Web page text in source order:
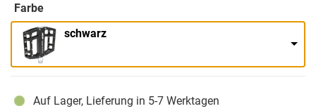
Farbe
schwarz
Auf Lager, Lieferung in 5-7 Werktagen